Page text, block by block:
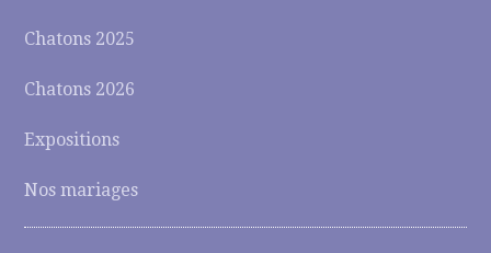
Chatons 2025
Chatons 2026
Expositions
Nos mariages